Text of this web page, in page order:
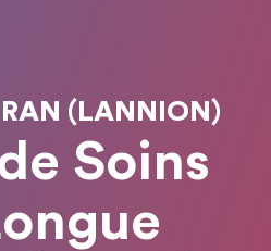
(LANNION)
Soins